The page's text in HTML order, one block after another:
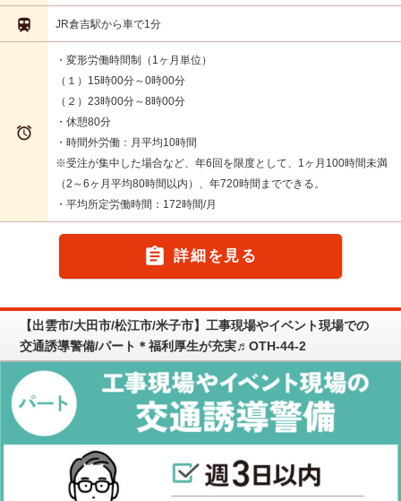
 JR倉吉駅から車で1分

・変形労働時間制（1ヶ月単位）
（１）15時00分～0時00分
（２）23時00分～8時00分
・休憩80分
・時間外労働：月平均10時間
※受注が集中した場合など、年6回を限度として、1ヶ月100時間未満
（2～6ヶ月平均80時間以内）、年720時間までできる。
・平均所定労働時間：172時間/月
 詳細を見る
【出雲市/大田市/松江市/米子市】工事現場やイベント現場での
交通誘導警備/パート＊福利厚生が充実♬OTH-44-2